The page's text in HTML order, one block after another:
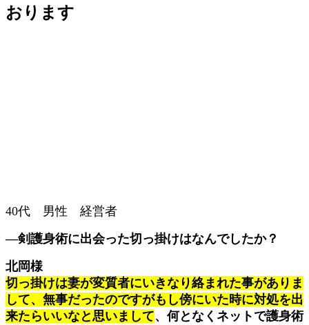
おります
40代 男性 経営者
―剣護身術に出会った切っ掛けはなんでしたか？
北岡様
切っ掛けは妻が変質者にいきなり絡まれた事がありま
して、無事だったのですがもし傍にいた時に対処を出
来たらいいなと思いまして、何となくネットで護身術